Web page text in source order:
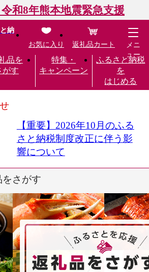
令和8年熊本地震緊急支援
納
品を
がす
特集・
キャンペーン
ふるさと納税
を
はじめる
お気に入り 返礼品カート
メニ
ュー
【重要】2026年10月のふる
さと納税制度改正に伴う影
響について
さがす